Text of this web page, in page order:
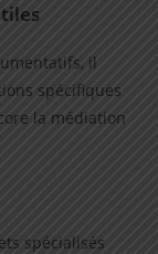
il
spécifiques
la médiation
spécialisés